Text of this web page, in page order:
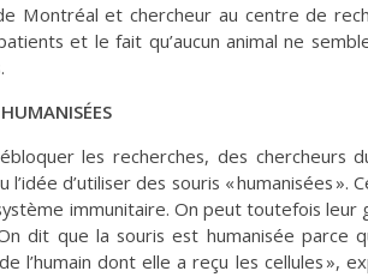
Montréal et chercheur au centre de
et le fait qu’aucun animal ne
les recherches, des chercheurs
l’idée d’utiliser des souris « humanisées ».
immunitaire. On peut toutefois
dit que la souris est humanisée parce
l’humain dont elle a reçu les cellules »,